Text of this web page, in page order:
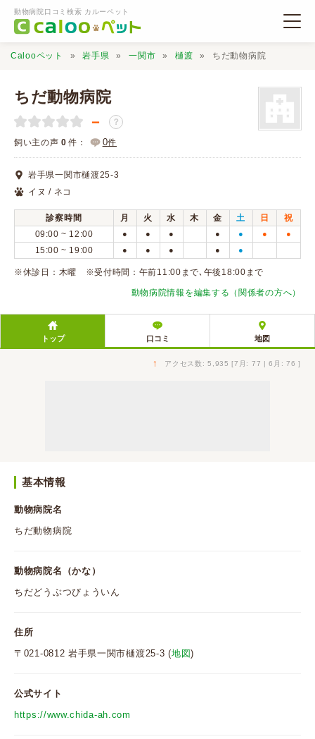
動物病院口コミ検索 カルーペット
動物病院検索
口コミ検索
Calooペットとは？
口コミ投稿
Calooペット 岩手県 一関市 樋渡 ちだ動物病院
ちだ動物病院
－ ？
飼い主の声 0 件： 0件
岩手県一関市樋渡25-3
イヌ / ネコ
診察時間 月 火 水 木 金 土 日
祝
09:00 ~ 12:00
● ● ● ● ● ● ●
15:00 ~ 19:00 ● ● ● ● ●
※休診日：木曜 ※受付時間：午前11:00まで､午後18:00まで
動物病院情報を編集する（関係者の方へ）
トップ 口コミ 地図
↑ アクセス数: 5,935 [7月: 77 | 6月: 76 ]
基本情報
動物病院名
ちだ動物病院
動物病院名（かな）
ちだどうぶつびょういん
住所
〒021-0812 岩手県一関市樋渡25-3 (地図)
公式サイト
https://www.chida-ah.com